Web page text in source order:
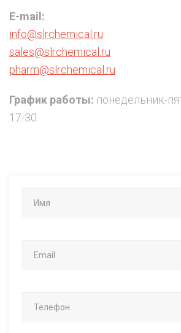
E-mail:
info@slrchemical.ru
sales@slrchemical.ru
pharm@slrchemical.ru
График работы: понедельник-
17-30